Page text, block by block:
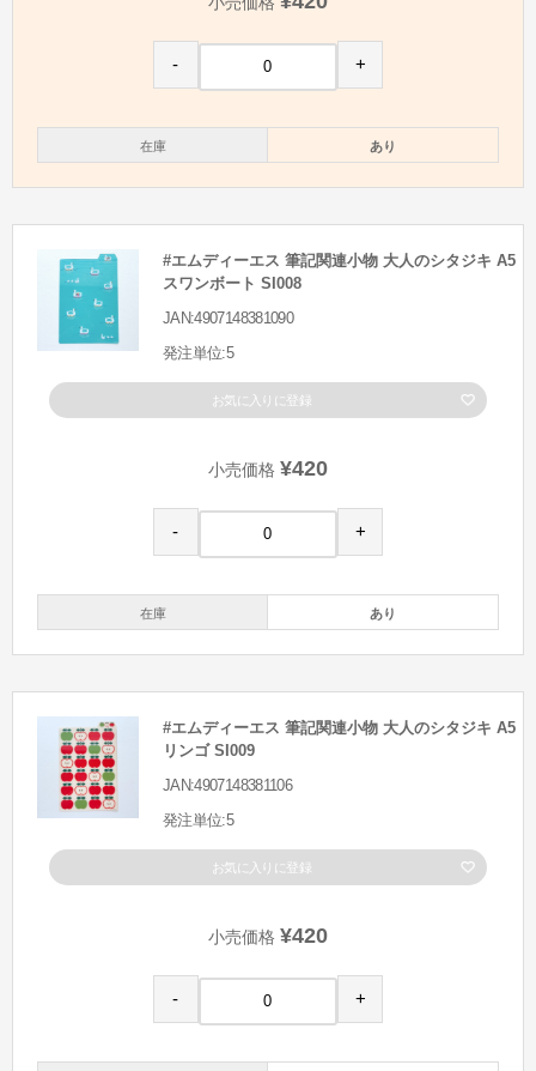
- +
在庫 あり
#エムディーエス 筆記関連小物 大人のシタジキ A5
スワンボート SI008
JAN:4907148381090
発注単位:5
お気に入りに登録
小売価格 ¥420
- +
在庫 あり
#エムディーエス 筆記関連小物 大人のシタジキ A5
リンゴ SI009
JAN:4907148381106
発注単位:5
お気に入りに登録
小売価格 ¥420
- +